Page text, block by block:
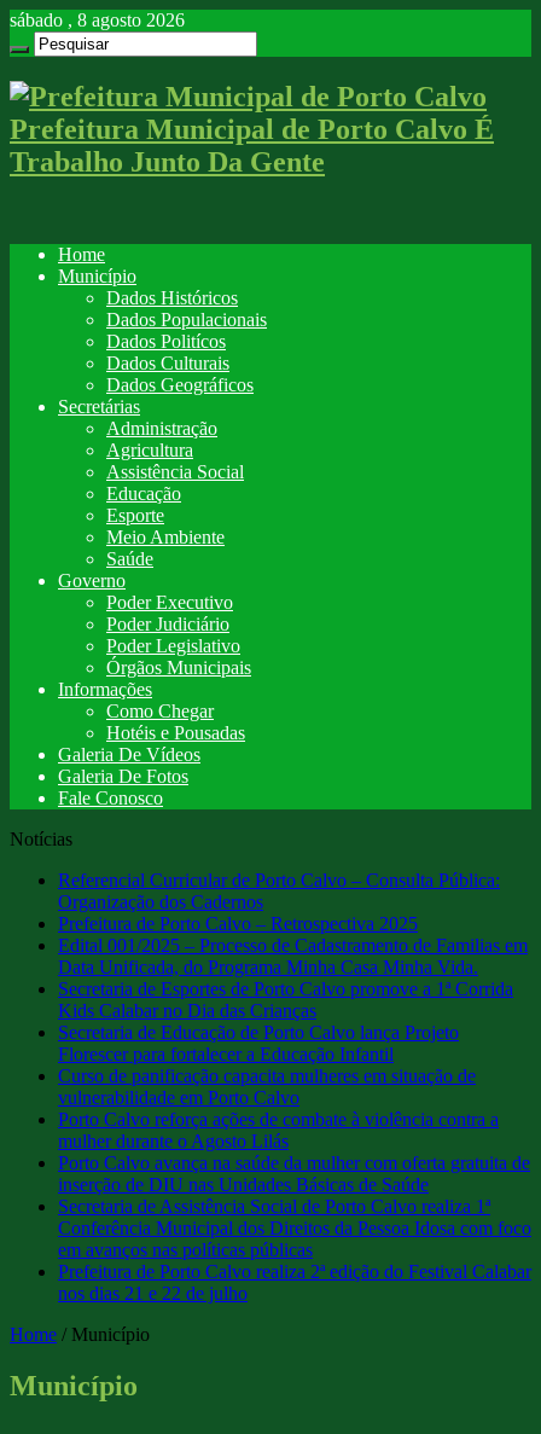
sábado , 8 agosto 2026
Prefeitura Municipal de Porto Calvo É
Trabalho Junto Da Gente
Home
Município
Dados Históricos
Dados Populacionais
Dados Politícos
Dados Culturais
Dados Geográficos
Secretárias
Administração
Agricultura
Assistência Social
Educação
Esporte
Meio Ambiente
Saúde
Governo
Poder Executivo
Poder Judiciário
Poder Legislativo
Órgãos Municipais
Informações
Como Chegar
Hotéis e Pousadas
Galeria De Vídeos
Galeria De Fotos
Fale Conosco
Notícias
Referencial Curricular de Porto Calvo – Consulta Pública:
Organização dos Cadernos
Prefeitura de Porto Calvo – Retrospectiva 2025
Edital 001/2025 – Processo de Cadastramento de Familias em
Data Unificada, do Programa Minha Casa Minha Vida.
Secretaria de Esportes de Porto Calvo promove a 1ª Corrida
Kids Calabar no Dia das Crianças
Secretaria de Educação de Porto Calvo lança Projeto
Florescer para fortalecer a Educação Infantil
Curso de panificação capacita mulheres em situação de
vulnerabilidade em Porto Calvo
Porto Calvo reforça ações de combate à violência contra a
mulher durante o Agosto Lilás
Porto Calvo avança na saúde da mulher com oferta gratuita de
inserção de DIU nas Unidades Básicas de Saúde
Secretaria de Assistência Social de Porto Calvo realiza 1ª
Conferência Municipal dos Direitos da Pessoa Idosa com foco
em avanços nas políticas públicas
Prefeitura de Porto Calvo realiza 2ª edição do Festival Calabar
nos dias 21 e 22 de julho
Home / Município
Município